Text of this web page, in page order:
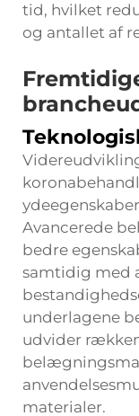
tid, hvilket
og antallet af
Avancerede
bedre
samtidig med
underlagene
udvider
materialer.